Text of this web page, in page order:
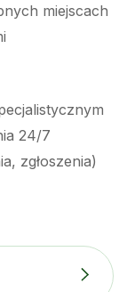
miejscach
24/7
zgłoszenia)